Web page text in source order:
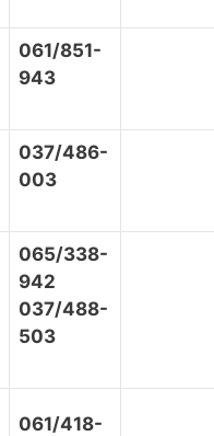
061/851-
943
037/486-
003
065/338-
942
037/488-
503
061/418-